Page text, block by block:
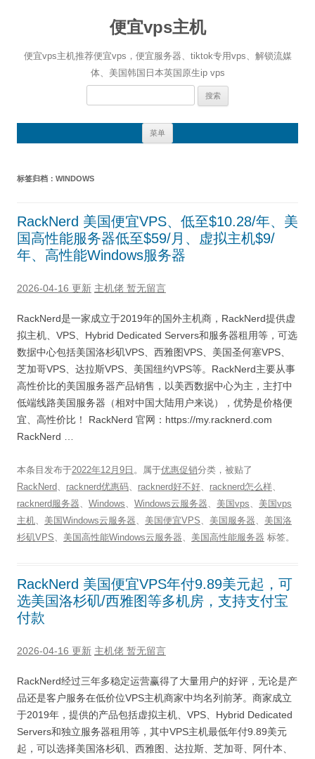
便宜vps主机
便宜vps主机推荐便宜vps，便宜服务器、tiktok专用vps、解锁流媒
体、美国韩国日本英国原生ip vps
搜
菜单
标签归档： WINDOWS
RackNerd 美国便宜VPS、低至$10.28/年、美
国高性能服务器低至$59/月、虚拟主机$9/
年、高性能Windows服务器
2026-04-16 更新 主机佬 暂无留言
RackNerd是一家成立于2019年的国外主机商，RackNerd提供虚
拟主机、VPS、Hybrid Dedicated Servers和服务器租用等，可选
数据中心包括美国洛杉矶VPS、西雅图VPS、美国圣何塞VPS、
芝加哥VPS、达拉斯VPS、美国纽约VPS等。RackNerd主要从事
高性价比的美国服务器产品销售，以美西数据中心为主，主打中
低端线路美国服务器（相对中国大陆用户来说），优势是价格便
宜、高性价比！ RackNerd 官网：https://my.racknerd.com
RackNerd …
本条目发布于2022年12月9日 。属于优惠促销分类，被贴了
RackNerd、 racknerd优惠码、 racknerd好不好、 racknerd怎么样、
racknerd服务器、 Windows、 Windows云服务器、 美国vps、 美国vps
主机、 美国Windows云服务器、 美国便宜VPS、 美国服务器、 美国洛
杉矶VPS、 美国高性能Windows云服务器、 美国高性能服务器 标签。
RackNerd 美国便宜VPS年付9.89美元起，可
选美国洛杉矶/西雅图等多机房，支持支付宝
付款
2026-04-16 更新 主机佬 暂无留言
RackNerd经过三年多稳定运营赢得了大量用户的好评，无论是产
品还是客户服务在低价位VPS主机商家中均名列前茅。商家成立
于2019年，提供的产品包括虚拟主机、VPS、Hybrid Dedicated
Servers和独立服务器租用等，其中VPS主机最低年付9.89美元
起，可以选择美国洛杉矶、西雅图、达拉斯、芝加哥、阿什本、